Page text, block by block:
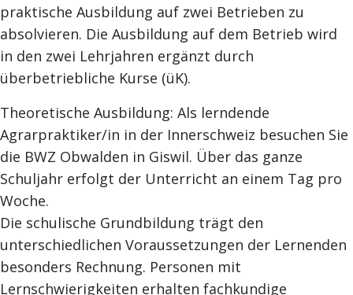
praktische Ausbildung auf zwei Betrieben zu
absolvieren. Die Ausbildung auf dem Betrieb wird
in den zwei Lehrjahren ergänzt durch
überbetriebliche Kurse (üK).
Theoretische Ausbildung: Als lerndende
Agrarpraktiker/in in der Innerschweiz besuchen Sie
die BWZ Obwalden in Giswil. Über das ganze
Schuljahr erfolgt der Unterricht an einem Tag pro
Woche.
Die schulische Grundbildung trägt den
unterschiedlichen Voraussetzungen der Lernenden
besonders Rechnung. Personen mit
Lernschwierigkeiten erhalten fachkundige